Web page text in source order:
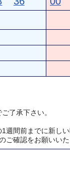
了承下さい。
週間前までに新し
確認をお願いいた